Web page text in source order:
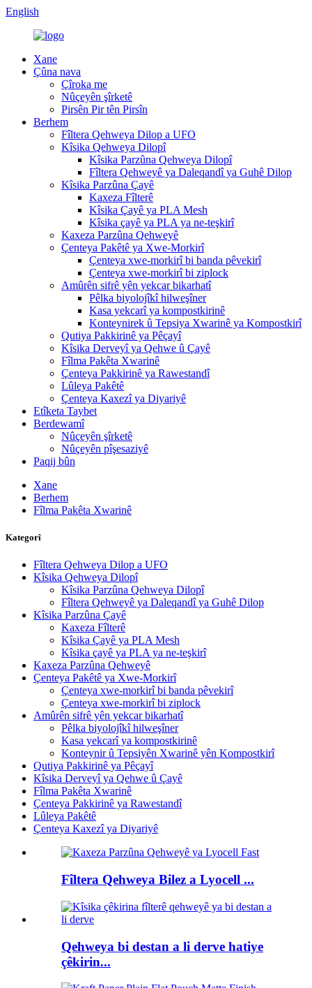
English
Xane
Çûna nava
Çîroka me
Nûçeyên şîrketê
Pirsên Pir tên Pirsîn
Berhem
Fîltera Qehweya Dilop a UFO
Kîsika Qehweya Dilopî
Kîsika Parzûna Qehweya Dilopî
Fîltera Qehweyê ya Daleqandî ya Guhê Dilop
Kîsika Parzûna Çayê
Kaxeza Fîlterê
Kîsika Çayê ya PLA Mesh
Kîsika çayê ya PLA ya ne-teşkirî
Kaxeza Parzûna Qehweyê
Çenteya Pakêtê ya Xwe-Morkirî
Çenteya xwe-morkirî bi banda pêvekirî
Çenteya xwe-morkirî bi ziplock
Amûrên sifrê yên yekcar bikarhatî
Pêlka biyolojîkî hilweşîner
Kasa yekcarî ya kompostkirinê
Konteynirek û Tepsiya Xwarinê ya Kompostkirî
Qutiya Pakkirinê ya Pêçayî
Kîsika Derveyî ya Qehwe û Çayê
Fîlma Pakêta Xwarinê
Çenteya Pakkirinê ya Rawestandî
Lûleya Pakêtê
Çenteya Kaxezî ya Diyariyê
Etîketa Taybet
Berdewamî
Nûçeyên şîrketê
Nûçeyên pîşesaziyê
Paqij bûn
Xane
Berhem
Fîlma Pakêta Xwarinê
Kategorî
Fîltera Qehweya Dilop a UFO
Kîsika Qehweya Dilopî
Kîsika Parzûna Qehweya Dilopî
Fîltera Qehweyê ya Daleqandî ya Guhê Dilop
Kîsika Parzûna Çayê
Kaxeza Fîlterê
Kîsika Çayê ya PLA Mesh
Kîsika çayê ya PLA ya ne-teşkirî
Kaxeza Parzûna Qehweyê
Çenteya Pakêtê ya Xwe-Morkirî
Çenteya xwe-morkirî bi banda pêvekirî
Çenteya xwe-morkirî bi ziplock
Amûrên sifrê yên yekcar bikarhatî
Pêlka biyolojîkî hilweşîner
Kasa yekcarî ya kompostkirinê
Konteynir û Tepsiyên Xwarinê yên Kompostkirî
Qutiya Pakkirinê ya Pêçayî
Kîsika Derveyî ya Qehwe û Çayê
Fîlma Pakêta Xwarinê
Çenteya Pakkirinê ya Rawestandî
Lûleya Pakêtê
Çenteya Kaxezî ya Diyariyê
Fîltera Qehweya Bilez a Lyocell ...
Qehweya bi destan a li derve hatiye
çêkirin...